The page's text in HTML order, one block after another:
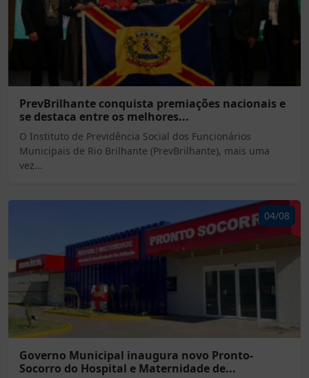
PrevBrilhante conquista premiações nacionais e
se destaca entre os melhores...
O Instituto de Previdência Social dos Funcionários
Municipais de Rio Brilhante (PrevBrilhante), mais uma
vez...
04/08
Governo Municipal inaugura novo Pronto-
Socorro do Hospital e Maternidade de...